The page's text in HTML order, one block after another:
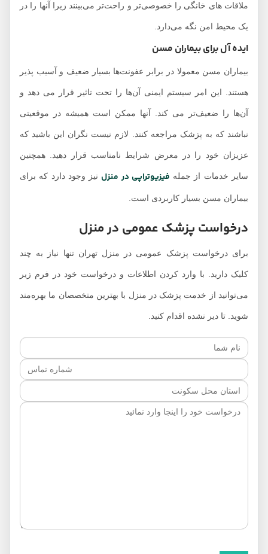
ملاقات های خانگی را خصوصی‌تر و راحت‌تر می‌بینند زیرا آنها را در
یک محیط امن نگه می‌دارد.
ایده آل برای بیماران مسن
بیماران مسن معمولا در برابر عفونت‌ها بسیار ضعیف و آسیب پذیر
هستند. این امر سیستم ایمنی آن‌ها را تحت تاثیر قرار می دهد و
آن‌ها را ضعیف‌تر می کند. آنها ممکن است همیشه در موقعیتی
نباشند که به پزشک مراجعه کنند. لازم نیست نگران این باشید که
عزیزان خود را در معرض شرایط نامناسب قرار دهید. همچنین
سایر خدمات از جملهفیزیوتراپی در منزل نیز وجود دارد که برای
بیماران مسن بسیار کاربردی است.
درخواست پزشک عمومی در منزل
برای درخواست پزشک عمومی در منزل تهران تنها نیاز به چند
کلیک دارید. با وارد کردن اطلاعات و درخواست خود در فرم زیر
می‌توانید از خدمت پزشک در منزل با بهترین متخصصان ما بهره‌مند
شوید. تا دیر نشده اقدام کنید.